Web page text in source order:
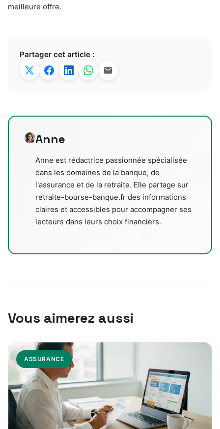
meilleure offre.
Partager cet article :
Anne
Anne est rédactrice passionnée spécialisée
dans les domaines de la banque, de
l'assurance et de la retraite. Elle partage sur
retraite-bourse-banque.fr des informations
claires et accessibles pour accompagner ses
lecteurs dans leurs choix financiers.
Vous aimerez aussi
ASSURANCE